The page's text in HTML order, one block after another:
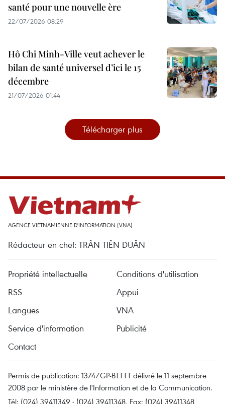
santé pour une nouvelle ère
22/07/2026 08:29
Hô Chi Minh-Ville veut achever le
bilan de santé universel d’ici le 15
décembre
21/07/2026 01:44
Télécharger plus
AGENCE VIETNAMIENNE D'INFORMATION (VNA)
Rédacteur en chef: TRÂN TIÊN DUÂN
Propriété intellectuelle
Conditions d'utilisation
RSS
Appui
Langues
VNA
Service d'information
Publicité
Contact
Permis de publication: 1374/GP-BTTTT délivré le 11 septembre
2008 par le ministère de l'Information et de la Communication.
Tél: (024) 39411349 - (024) 39411348, Fax: (024) 39411348